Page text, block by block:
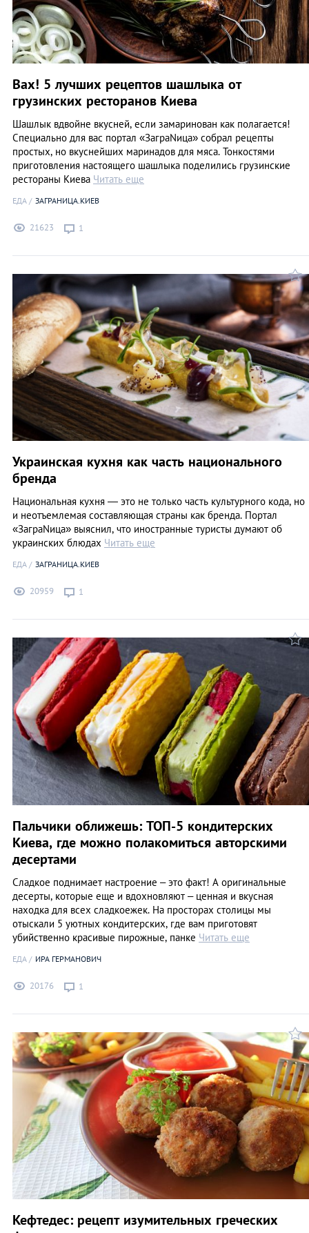
Вах! 5 лучших рецептов шашлыка от
грузинских ресторанов Киева
Шашлык вдвойне вкусней, если замаринован как полагается!
Специально для вас портал «ЗаграNица» собрал рецепты
простых, но вкуснейших маринадов для мяса. Тонкостями
приготовления настоящего шашлыка поделились грузинские
рестораны Киева Читать еще
ЕДА ЗАГРАНИЦА.КИЕВ
21623 1
Украинская кухня как часть национального
бренда
Национальная кухня — это не только часть культурного кода, но
и неотъемлемая составляющая страны как бренда. Портал
«ЗаграNица» выяснил, что иностранные туристы думают об
украинских блюдах Читать еще
ЕДА ЗАГРАНИЦА.КИЕВ
20959 1
Пальчики оближешь: ТОП-5 кондитерских
Киева, где можно полакомиться авторскими
десертами
Сладкое поднимает настроение – это факт! А оригинальные
десерты, которые еще и вдохновляют – ценная и вкусная
находка для всех сладкоежек. На просторах столицы мы
отыскали 5 уютных кондитерских, где вам приготовят
убийственно красивые пирожные, панке Читать еще
ЕДА ИРА ГЕРМАНОВИЧ
20176 1
Кефтедес: рецепт изумительных греческих